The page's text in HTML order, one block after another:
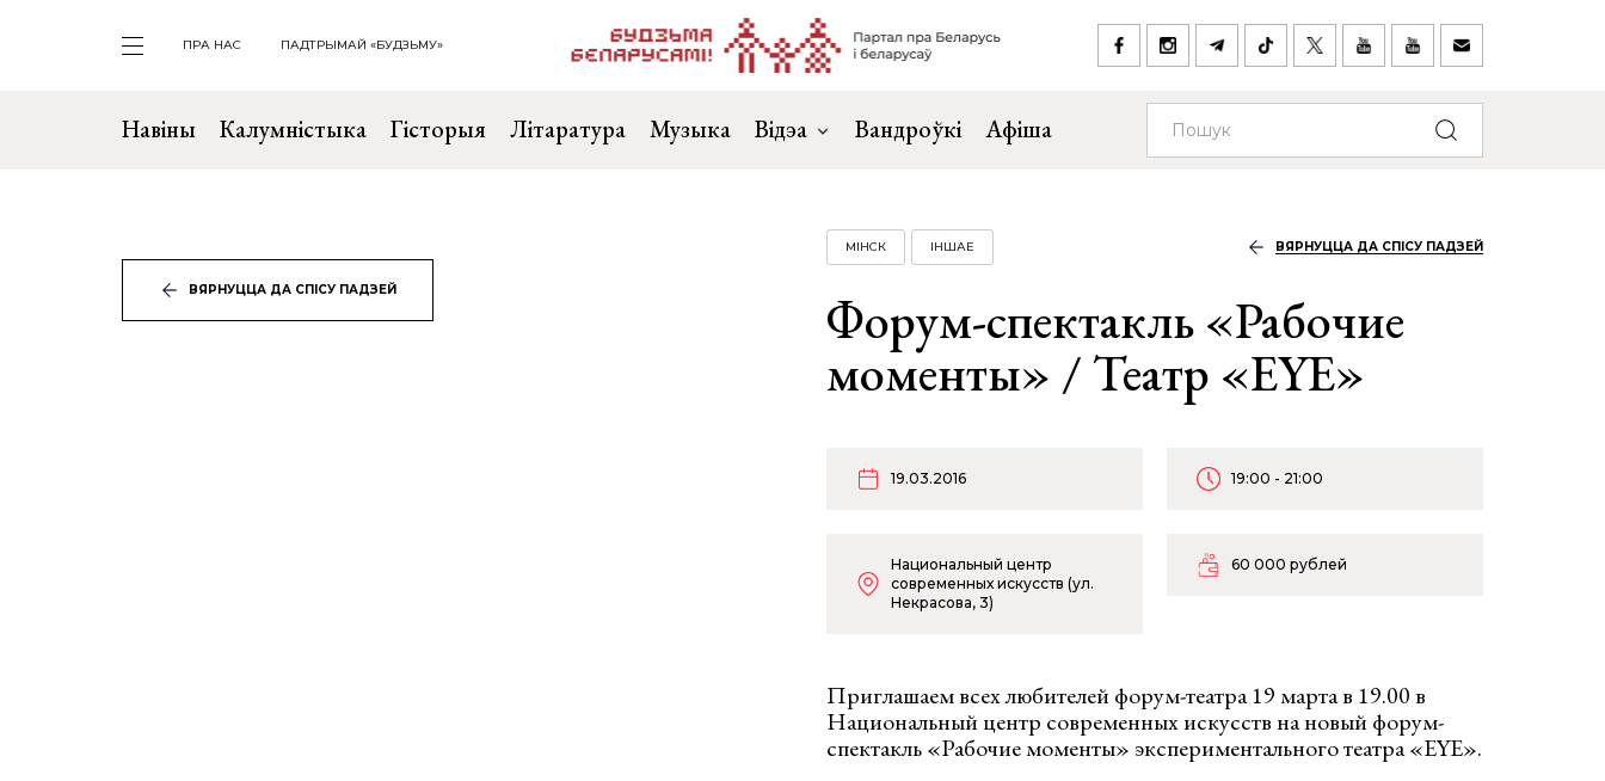
ПРА НАС ПАДТРЫМАЙ «БУДЗЬМУ»
Навіны Калумністыка Гісторыя Літаратура Музыка Відэа Вандроўкі Афіша
ВЯРНУЦЦА ДА СПІСУ ПАДЗЕЙ
МІНСК ІНШАЕ ВЯРНУЦЦА ДА СПІСУ ПАДЗЕЙ
Форум-спектакль «Рабочие
моменты» / Театр «EYE»
19.03.2016 19:00 - 21:00
Национальный центр
современных искусств (ул.
Некрасова, 3)
60 000 рублей
Приглашаем всех любителей форум-театра 19 марта в 19.00 в
Национальный центр современных искусств на новый форум-
спектакль «Рабочие моменты» экспериментального театра «EYE».